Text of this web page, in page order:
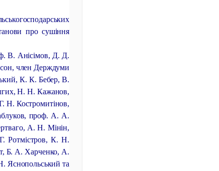
про сушіння
В. Анісімов, Д. Д.
член Держдуми
К. К. Бебер, В.
Н. Н. Кажанов,
Н. Костромитінов,
проф. А. А.
А. Н. Мінін,
Ротмістров, К. Н.
Б. А. Харченко, А.
Яснопольський та